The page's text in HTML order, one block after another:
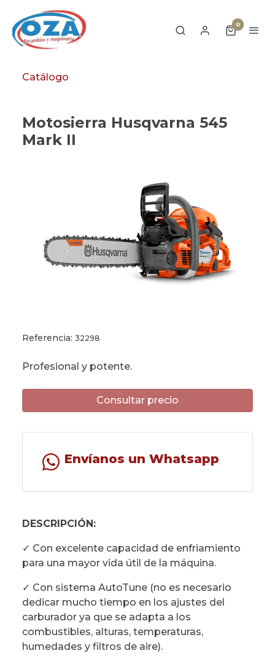
0
Catálogo
Motosierra Husqvarna 545
Mark II
Referencia: 32298
Profesional y potente.
Consultar precio
Envíanos un Whatsapp
DESCRIPCIÓN:
✓ Con excelente capacidad de enfriamiento
para una mayor vida útil de la máquina.
✓ Con sistema AutoTune (no es necesario
dedicar mucho tiempo en los ajustes del
carburador ya que se adapta a los
combustibles, alturas, temperaturas,
humedades y filtros de aire).